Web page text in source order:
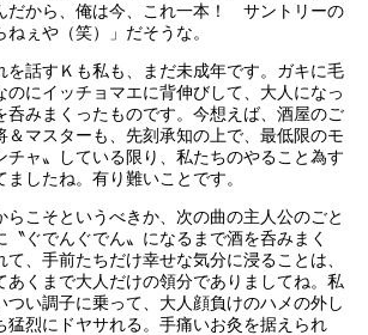
だから、俺は今、これ一本！ サントリーの
ぇや（笑）」だそうな。
を話すＫも私も、まだ未成年です。ガキに毛
のにイッチョマエに背伸びして、大人になっ
呑みまくったものです。今想えば、酒屋のご
＆マスターも、先刻承知の上で、最低限のモ
チャ〟している限り、私たちのやること為す
したね。有り難いことです。
こそというべきか、次の曲の主人公のごと
〝ぐでんぐでん〟になるまで酒を呑みまく
て、手前たちだけ幸せな気分に浸ることは、
あくまで大人だけの領分でありましてね。私
つい調子に乗って、大人顔負けのハメの外し
猛烈にドヤサれる。手痛いお灸を据えられ